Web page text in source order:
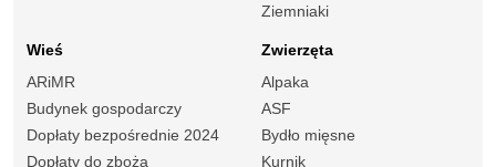
Ziemniaki
Wieś
ARiMR
Budynek gospodarczy
Dopłaty bezpośrednie 2024
Dopłaty do zboża
Zwierzęta
Alpaka
ASF
Bydło mięsne
Kurnik